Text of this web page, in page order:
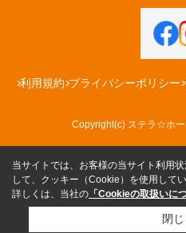
利用規約 プライバシーポリシー
Copyright(c) ステラ☆ホー
当サイトでは、お客様の当サイト利用
して、クッキー（Cookie）を使用してい
詳しくは、当社の 「Cookieの取扱いに
閉じ